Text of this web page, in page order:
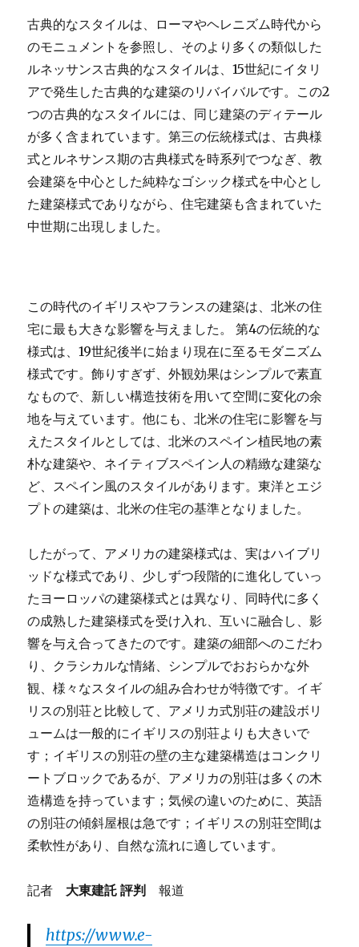
古典的なスタイルは、ローマやヘレニズム時代から
のモニュメントを参照し、そのより多くの類似した
ルネッサンス古典的なスタイルは、15世紀にイタリ
アで発生した古典的な建築のリバイバルです。この2
つの古典的なスタイルには、同じ建築のディテール
が多く含まれています。第三の伝統様式は、古典様
式とルネサンス期の古典様式を時系列でつなぎ、教
会建築を中心とした純粋なゴシック様式を中心とし
た建築様式でありながら、住宅建築も含まれていた
中世期に出現しました。
この時代のイギリスやフランスの建築は、北米の住
宅に最も大きな影響を与えました。 第4の伝統的な
様式は、19世紀後半に始まり現在に至るモダニズム
様式です。飾りすぎず、外観効果はシンプルで素直
なもので、新しい構造技術を用いて空間に変化の余
地を与えています。他にも、北米の住宅に影響を与
えたスタイルとしては、北米のスペイン植民地の素
朴な建築や、ネイティブスペイン人の精緻な建築な
ど、スペイン風のスタイルがあります。東洋とエジ
プトの建築は、北米の住宅の基準となりました。
したがって、アメリカの建築様式は、実はハイブリ
ッドな様式であり、少しずつ段階的に進化していっ
たヨーロッパの建築様式とは異なり、同時代に多く
の成熟した建築様式を受け入れ、互いに融合し、影
響を与え合ってきたのです。建築の細部へのこだわ
り、クラシカルな情緒、シンプルでおおらかな外
観、様々なスタイルの組み合わせが特徴です。イギ
リスの別荘と比較して、アメリカ式別荘の建設ボリ
ュームは一般的にイギリスの別荘よりも大きいで
す；イギリスの別荘の壁の主な建築構造はコンクリ
ートブロックであるが、アメリカの別荘は多くの木
造構造を持っています；気候の違いのために、英語
の別荘の傾斜屋根は急です；イギリスの別荘空間は
柔軟性があり、自然な流れに適しています。
記者 大東建託 評判 報道
https://www.e-